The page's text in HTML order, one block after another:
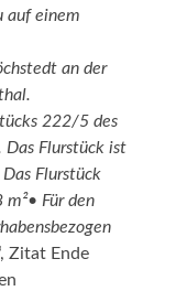
auf einem
an der
222/5 des
Das Flurstück ist
Flurstück
Für den
Zitat Ende